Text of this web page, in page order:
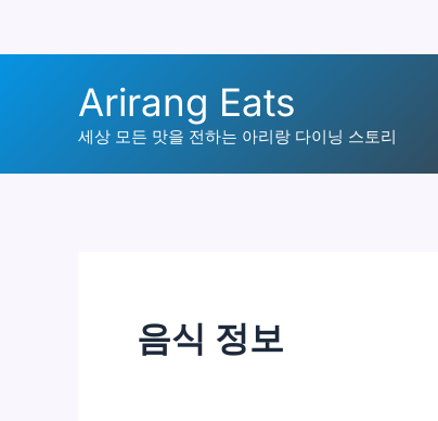
Arirang Eats
세상 모든 맛을 전하는 아리랑 다이닝 스토리
음식 정보